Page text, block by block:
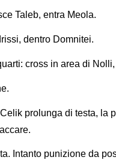
Taleb, entra Meola.
dentro Domnitei.
cross in area di
prolunga di testa, la
Intanto punizione da